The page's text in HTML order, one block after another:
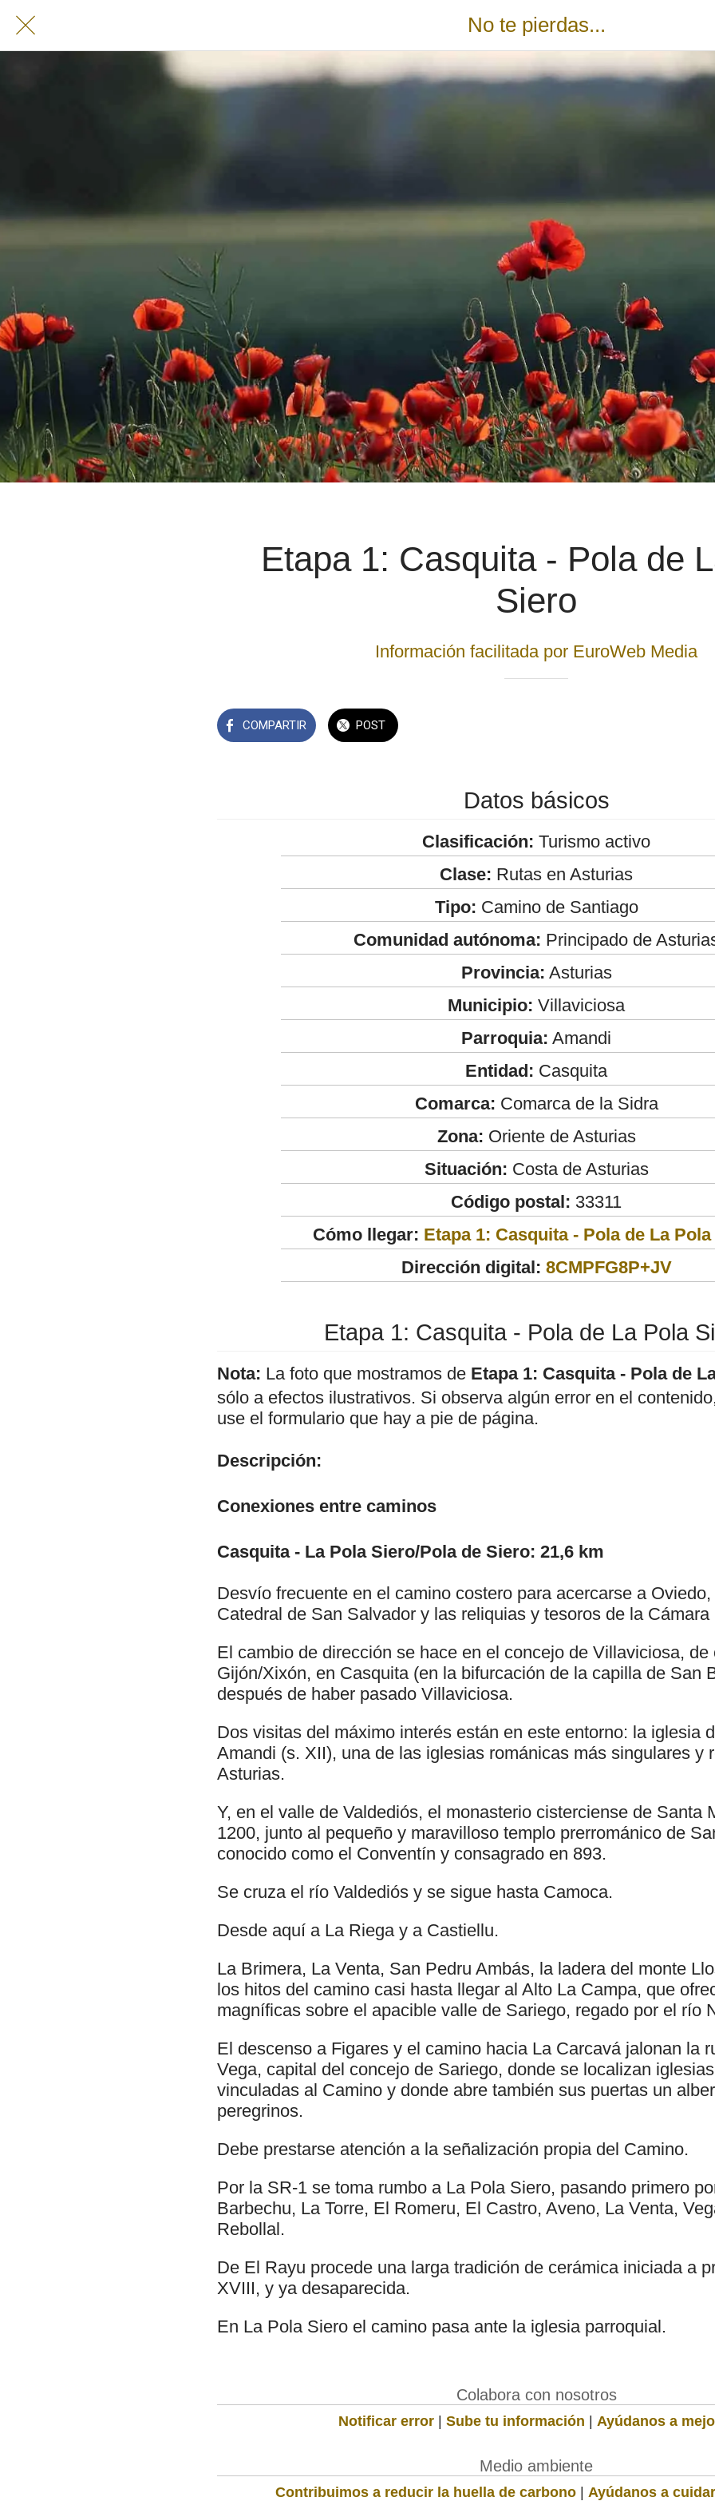
No te pierdas...
Etapa 1: Casquita - Pola de
Siero
Información facilitada por EuroWeb Media
COMPARTIR POST
Datos básicos
Clasificación: Turismo activo
Clase: Rutas en Asturias
Tipo: Camino de Santiago
Comunidad autónoma: Principado de
Provincia: Asturias
Municipio: Villaviciosa
Parroquia: Amandi
Entidad: Casquita
Comarca: Comarca de la Sidra
Zona: Oriente de Asturias
Situación: Costa de Asturias
Código postal: 33311
Cómo llegar: Etapa 1: Casquita - Pola de La
Dirección digital: 8CMPFG8P+JV
Etapa 1: Casquita - Pola de La Pola
Nota: La foto que mostramos de Etapa 1: Casquita - Pola de
sólo a efectos ilustrativos. Si observa algún error en el
use el formulario que hay a pie de página.
Descripción:
Conexiones entre caminos
Casquita - La Pola Siero/Pola de Siero: 21,6 km
Desvío frecuente en el camino costero para acercarse a
Catedral de San Salvador y las reliquias y tesoros de la Cámara
El cambio de dirección se hace en el concejo de Villaviciosa, de
Gijón/Xixón, en Casquita (en la bifurcación de la capilla de San
después de haber pasado Villaviciosa.
Dos visitas del máximo interés están en este entorno: la iglesia
Amandi (s. XII), una de las iglesias románicas más singulares y
Asturias.
Y, en el valle de Valdediós, el monasterio cisterciense de Santa
1200, junto al pequeño y maravilloso templo prerrománico de
conocido como el Conventín y consagrado en 893.
Se cruza el río Valdediós y se sigue hasta Camoca.
Desde aquí a La Riega y a Castiellu.
La Brimera, La Venta, San Pedru Ambás, la ladera del monte
los hitos del camino casi hasta llegar al Alto La Campa, que
magníficas sobre el apacible valle de Sariego, regado por el río
El descenso a Figares y el camino hacia La Carcavá jalonan la
Vega, capital del concejo de Sariego, donde se localizan
vinculadas al Camino y donde abre también sus puertas un
peregrinos.
Debe prestarse atención a la señalización propia del Camino.
Por la SR-1 se toma rumbo a La Pola Siero, pasando primero
Barbechu, La Torre, El Romeru, El Castro, Aveno, La Venta,
Rebollal.
De El Rayu procede una larga tradición de cerámica iniciada a
XVIII, y ya desaparecida.
En La Pola Siero el camino pasa ante la iglesia parroquial.
Colabora con nosotros
Notificar error | Sube tu información | Ayúdanos a
Medio ambiente
Contribuimos a reducir la huella de carbono | Ayúdanos a